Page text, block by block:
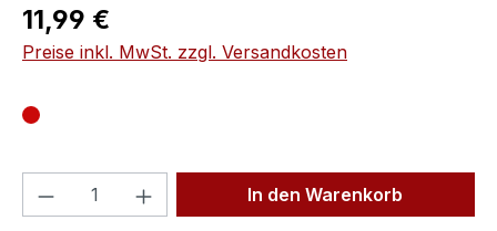
Regulärer Preis:
11,99 €
Preise inkl. MwSt. zzgl. Versandkosten
Produkt Anzahl: Gib denIn den Warenkorb